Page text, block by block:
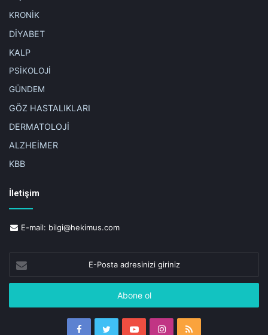
KRONİK
DİYABET
KALP
PSİKOLOJİ
GÜNDEM
GÖZ HASTALIKLARI
DERMATOLOJİ
ALZHEİMER
KBB
İletişim
E-mail: bilgi@hekimus.com
Posta
adresinizi
FacebookTwitterYouTubeInstagram